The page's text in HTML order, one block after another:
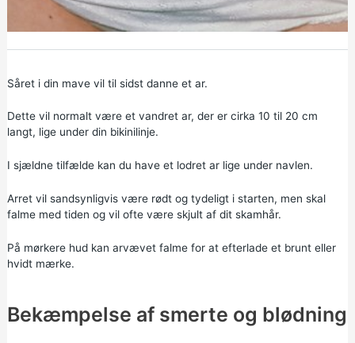
Såret i din mave vil til sidst danne et ar.
Dette vil normalt være et vandret ar, der er cirka 10 til 20 cm
langt, lige under din bikinilinje.
I sjældne tilfælde kan du have et lodret ar lige under navlen.
Arret vil sandsynligvis være rødt og tydeligt i starten, men skal
falme med tiden og vil ofte være skjult af dit skamhår.
På mørkere hud kan arvævet falme for at efterlade et brunt eller
hvidt mærke.
Bekæmpelse af smerte og blødning